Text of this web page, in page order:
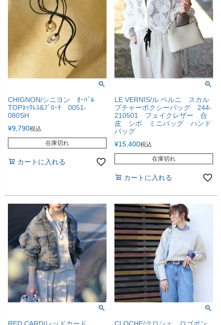
CHIGNON/シニヨン ｵｰﾊﾞﾙ
TOPﾈｯｸﾚｽ&ﾌﾞﾛｰﾁ 0051-
080SH
¥9,790税込
在庫切れ
カートに入れる
LE VERNIS/ル ベルニ スカル
プチャーボクシーバッグ 244-
210501 フェイクレザー 合
皮 シボ ミニバッグ ハンド
バッグ
¥15,400税込
在庫切れ
カートに入れる
RED CARD/レッドカード
CLOCHE/クロシェ ロゴポン